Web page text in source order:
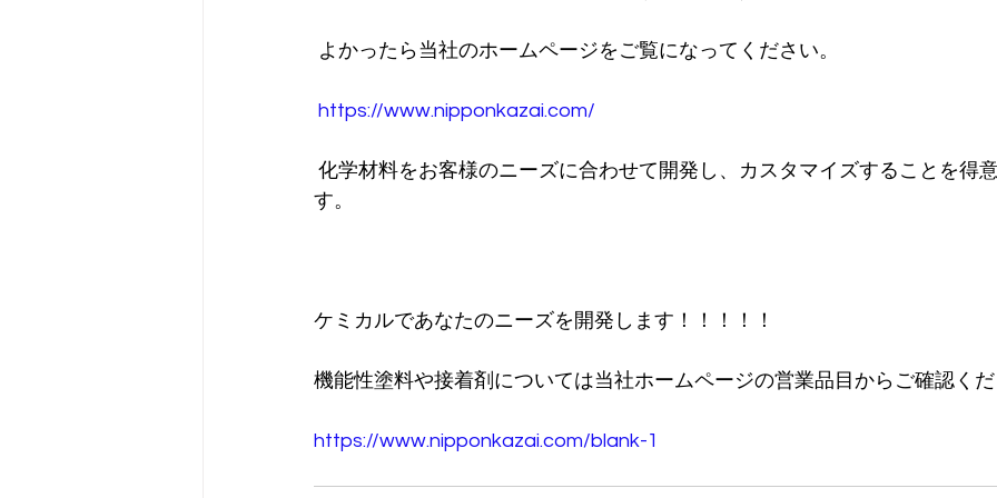
よかったら当社のホームページをご覧になってください。
https://www.nipponkazai.com/
す。
ケミカルであなたのニーズを開発します！！！！！
機能性塗料や接着剤については当社ホームページの営業品目からご確認く
https://www.nipponkazai.com/blank-1